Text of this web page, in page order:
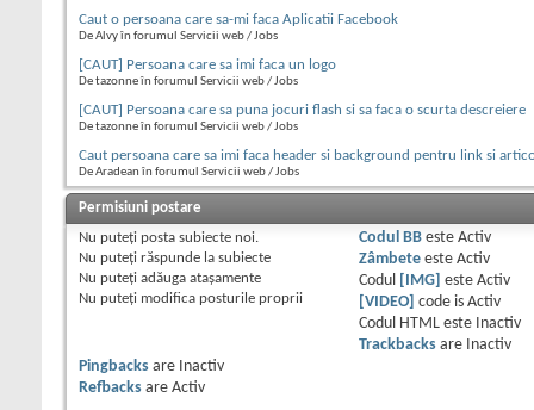
Caut o persoana care sa-mi faca Aplicatii Facebook
De Alvy în forumul Servicii web / Jobs
[CAUT] Persoana care sa imi faca un logo
De tazonne în forumul Servicii web / Jobs
[CAUT] Persoana care sa puna jocuri flash si sa faca o scurta descreiere
De tazonne în forumul Servicii web / Jobs
Caut persoana care sa imi faca header si background pentru link si
De Aradean în forumul Servicii web / Jobs
Permisiuni postare
Nu puteţi posta subiecte noi.
Nu puteţi răspunde la subiecte
Nu puteţi adăuga ataşamente
Nu puteţi modifica posturile proprii
Codul BBeste Activ
Zâmbeteeste Activ
Codul
[IMG] este Activ
[VIDEO]
code is Activ
Codul HTML este
Inactiv
Trackbacksare
Inactiv
Pingbacks are
Inactiv
Refbacks are Activ